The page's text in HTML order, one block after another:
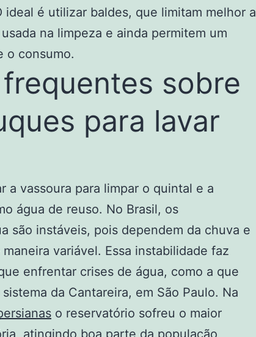
ideal é utilizar baldes, que limitam melhor a
na limpeza e ainda permitem um
o consumo.
sobre
para lavar
a vassoura para limpar o quintal e a
água de reuso. No Brasil, os
são instáveis, pois dependem da chuva e
variável. Essa instabilidade faz
enfrentar crises de água, como a que
da Cantareira, em São Paulo. Na
o reservatório sofreu o maior
atingindo boa parte da população